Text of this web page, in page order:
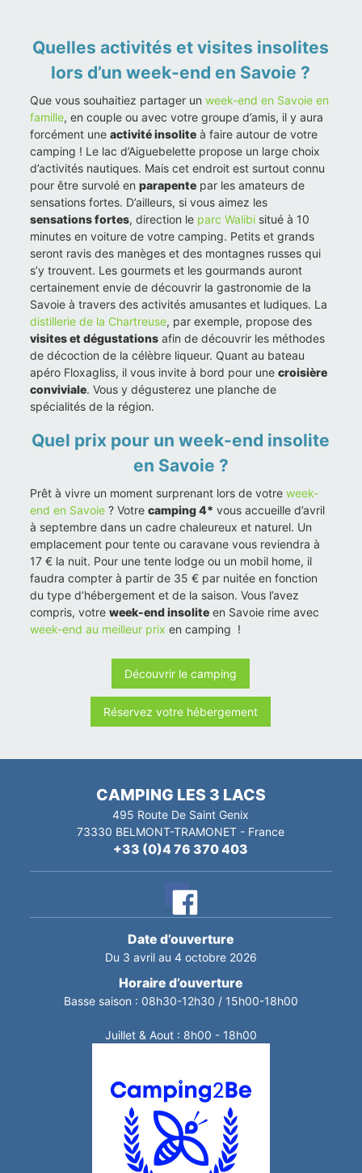
Quelles activités et visites insolites
lors d’un week-end en Savoie ?
Que vous souhaitiez partager unweek-end en Savoie en
famille, en couple ou avec votre groupe d’amis, il y aura
forcément uneactivité insolite à faire autour de votre
camping ! Le lac d’Aiguebelette propose un large choix
d’activités nautiques. Mais cet endroit est surtout connu
pour être survolé enparapente par les amateurs de
sensations fortes. D’ailleurs, si vous aimez les
sensations fortes, direction le parc Walibi situé à 10
minutes en voiture de votre camping. Petits et grands
seront ravis des manèges et des montagnes russes qui
s’y trouvent. Les gourmets et les gourmands auront
certainement envie de découvrir la gastronomie de la
Savoie à travers des activités amusantes et ludiques. La
distillerie de la Chartreuse, par exemple, propose des
visites et dégustations afin de découvrir les méthodes
de décoction de la célèbre liqueur. Quant au bateau
apéro Floxagliss, il vous invite à bord pour unecroisière
conviviale. Vous y dégusterez une planche de
spécialités de la région.
Quel prix pour un week-end insolite
en Savoie ?
Prêt à vivre un moment surprenant lors de votreweek-
end en Savoie ? Votrecamping 4* vous accueille d’avril
à septembre dans un cadre chaleureux et naturel. Un
emplacement pour tente ou caravane vous reviendra à
17 € la nuit. Pour une tente lodge ou un mobil home, il
faudra compter à partir de 35 € par nuitée en fonction
du type d’hébergement et de la saison. Vous l’avez
compris, votreweek-end insolite en Savoie rime avec
week-end au meilleur prix en camping !
Découvrir le camping
Réservez votre hébergement
CAMPING LES 3 LACS
495 Route De Saint Genix
73330 BELMONT-TRAMONET - France
+33 (0)4 76 370 403
Date d’ouverture
Du 3 avril au 4 octobre 2026
Horaire d’ouverture
Basse saison : 08h30-12h30 / 15h00-18h00
Juillet & Aout : 8h00 - 18h00